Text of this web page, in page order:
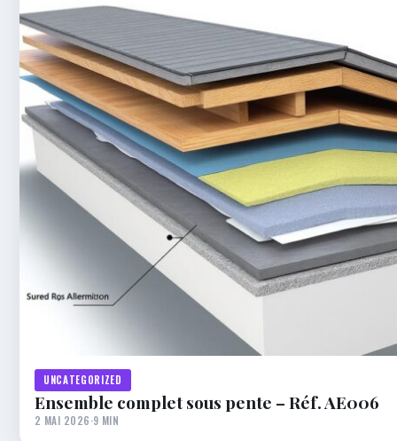
UNCATEGORIZED
Ensemble complet sous pente – Réf. AE006
2 MAI 2026·9 MIN